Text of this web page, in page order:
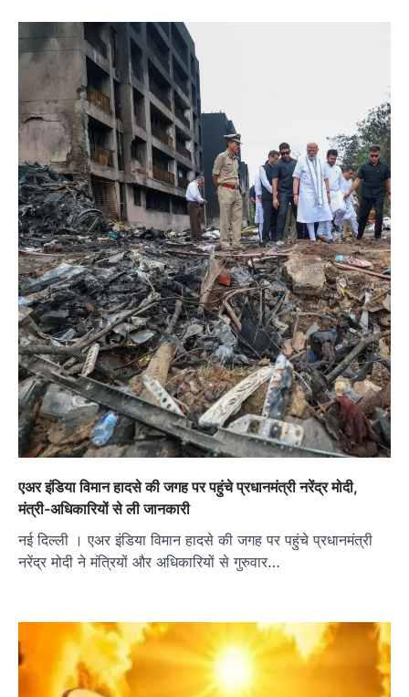
एअर इंडिया विमान हादसे की जगह पर पहुंचे प्रधानमंत्री नरेंद्र मोदी,
मंत्री-अधिकारियों से ली जानकारी
नई दिल्ली । एअर इंडिया विमान हादसे की जगह पर पहुंचे प्रधानमंत्री
नरेंद्र मोदी ने मंत्रियों और अधिकारियों से गुरुवार…